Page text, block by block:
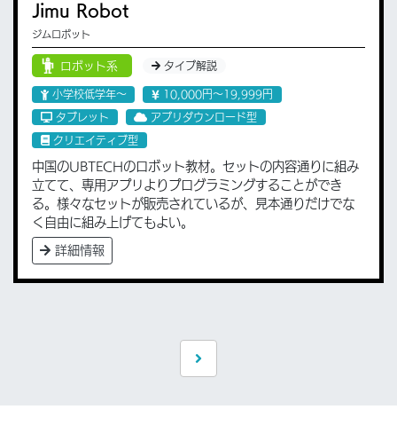
Jimu Robot
ジムロボット
ロボット系 タイプ解説
小学校低学年〜 10,000円〜19,999円
タブレット アプリダウンロード型
クリエイティブ型
中国のUBTECHのロボット教材。セットの内容通りに組み
立てて、専用アプリよりプログラミングすることができ
る。様々なセットが販売されているが、見本通りだけでな
く自由に組み上げてもよい。
詳細情報